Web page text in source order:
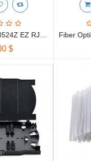
PAKETLERİ
Alışveriş Listem
(0)
$